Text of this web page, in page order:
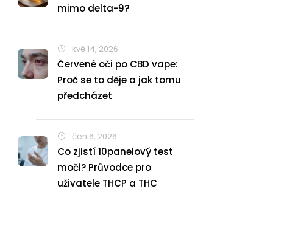
mimo delta-9?
kvě 14, 2026
Červené oči po CBD vape:
Proč se to děje a jak tomu
předcházet
čen 6, 2026
Co zjistí 10panelový test
moči? Průvodce pro
uživatele THCP a THC